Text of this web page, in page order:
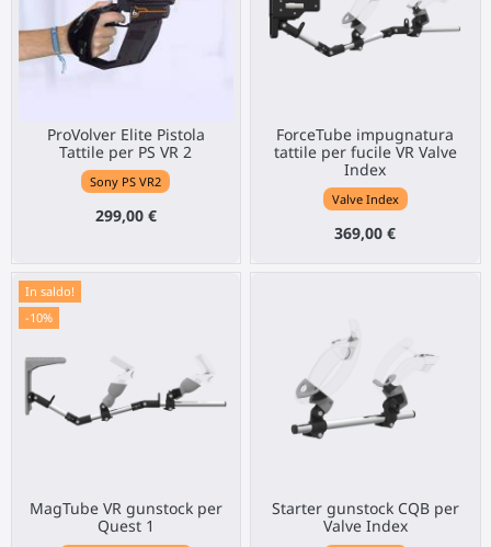
ProVolver Elite Pistola
Tattile per PS VR 2
Sony PS VR2
299,00 €
ForceTube impugnatura
tattile per fucile VR Valve
Index
Valve Index
369,00 €
In saldo!
-10%
MagTube VR gunstock per
Quest 1
Starter gunstock CQB per
Valve Index